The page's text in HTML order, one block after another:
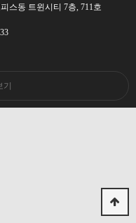
스동 트윈시티 7층, 711호